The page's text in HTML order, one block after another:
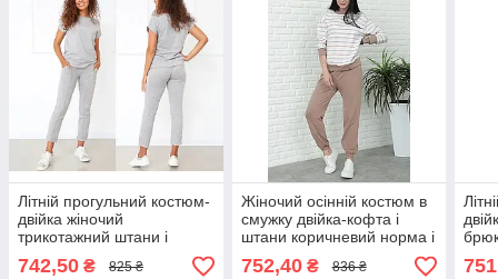
Літній прогульний костюм-
двійка жіночий
трикотажний штани і
футболка сірий
742,50 ₴ 825 ₴
Жіночий осінній костюм в
смужку двійка-кофта і
штани коричневий норма і
батал
752,40₴ 836 ₴